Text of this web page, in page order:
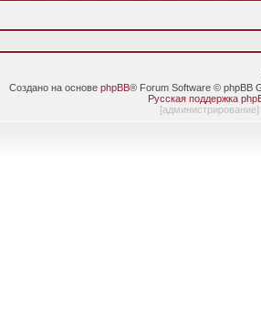
Создано на основе phpBB® Forum Software © phpBB
Русская поддержка
[администрирование]